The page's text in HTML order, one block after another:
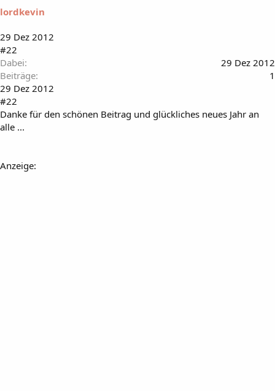
lordkevin
29 Dez 2012
#22
Dabei
29 Dez 2012
Beiträge
1
29 Dez 2012
#22
Danke für den schönen Beitrag und glückliches neues Jahr an
alle ...
Anzeige: